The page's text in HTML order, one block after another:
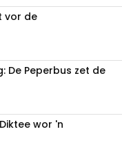
vor de
De Peperbus zet de
wor 'n